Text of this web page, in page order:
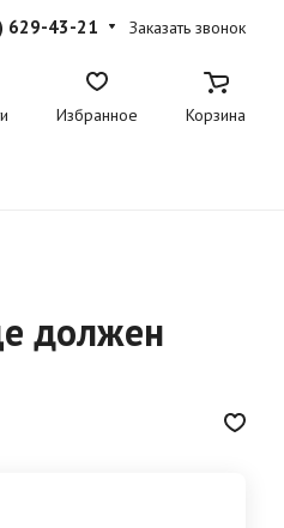
629-43-21 Заказать звонок
Избранное Корзина
должен